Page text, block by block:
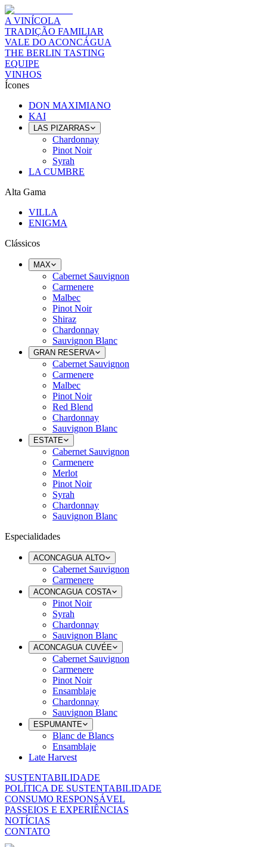
A VINÍCOLA
TRADIÇÃO FAMILIAR
VALE DO ACONCÁGUA
THE BERLIN TASTING
EQUIPE
VINHOS
Ícones
DON MAXIMIANO
KAI
LAS PIZARRAS
Chardonnay
Pinot Noir
Syrah
LA CUMBRE
Alta Gama
VILLA
ENIGMA
Clássicos
MAX
Cabernet Sauvignon
Carmenere
Malbec
Pinot Noir
Shiraz
Chardonnay
Sauvignon Blanc
GRAN RESERVA
Cabernet Sauvignon
Carmenere
Malbec
Pinot Noir
Red Blend
Chardonnay
Sauvignon Blanc
ESTATE
Cabernet Sauvignon
Carmenere
Merlot
Pinot Noir
Syrah
Chardonnay
Sauvignon Blanc
Especialidades
ACONCAGUA ALTO
Cabernet Sauvignon
Carmenere
ACONCAGUA COSTA
Pinot Noir
Syrah
Chardonnay
Sauvignon Blanc
ACONCAGUA CUVÉE
Cabernet Sauvignon
Carmenere
Pinot Noir
Ensamblaje
Chardonnay
Sauvignon Blanc
ESPUMANTE
Blanc de Blancs
Ensamblaje
Late Harvest
SUSTENTABILIDADE
POLÍTICA DE SUSTENTABILIDADE
CONSUMO RESPONSÁVEL
PASSEIOS E EXPERIÊNCIAS
NOTÍCIAS
CONTATO